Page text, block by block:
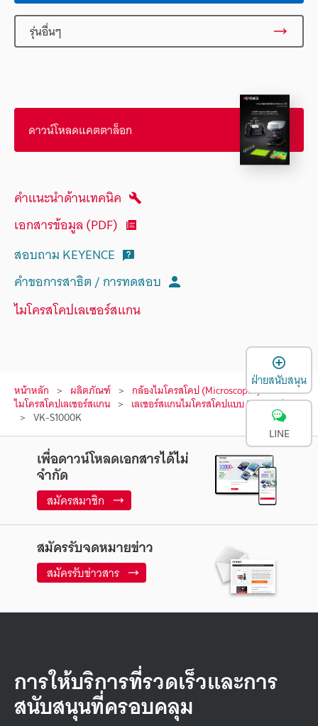
รุ่นอื่นๆ
ดาวน์โหลดแคตตาล็อก
คำแนะนำด้านเทคนิค
เอกสารข้อมูล (PDF)
สอบถาม KEYENCE
คำขอการสาธิต / การทดสอบ
ไมโครสโคปเลเซอร์สแกน
หน้าหลัก ผลิตภัณฑ์ กล้องไมโครสโคป (Microscopes)
ไมโครสโคปเลเซอร์สแกน เลเซอร์สแกนไมโครสโคปแบบ 3D รุ่น
VK-S1000K
เพื่อดาวน์โหลดเอกสารได้ไม่
จำกัด
สมัครสมาชิก
สมัครรับจดหมายข่าว
สมัครรับข่าวสาร
การให้บริการที่รวดเร็วและการ
สนับสนุนที่ครอบคลุม
ฝ่ายสนับสนุน
LINE